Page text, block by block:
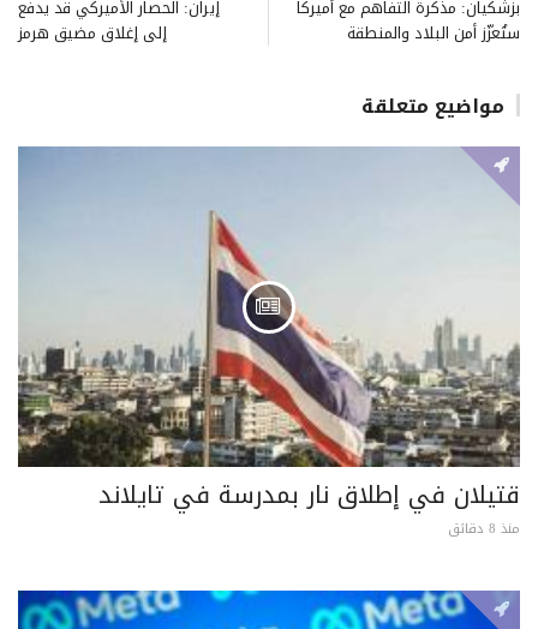
بزشكيان: مذكرة التفاهم مع أميركا
ستُعزّز أمن البلاد والمنطقة
إيران: الحصار الأميركي قد يدفع
إلى إغلاق مضيق هرمز
مواضيع متعلقة
قتيلان في إطلاق نار بمدرسة في تايلاند
منذ 8 دقائق